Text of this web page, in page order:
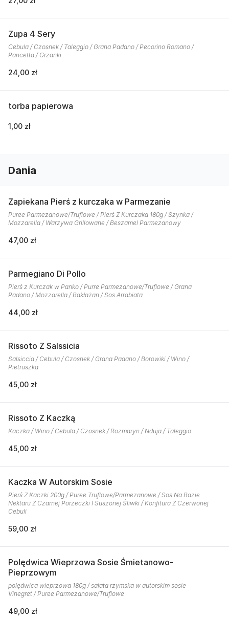
Zupa 4 Sery
Cebula / Czosnek / Taleggio / Grana Padano / Pecorino Romano /
Pancetta / Grzanki
24,00 zł
torba papierowa
1,00 zł
Dania
Zapiekana Pierś z kurczaka w Parmezanie
Puree Parmezanowe/Truflowe / Pierś Z Kurczaka 180g / Szynka /
Mozzarella / Warzywa Grillowane / Beszamel Parmezanowy
47,00 zł
Parmegiano Di Pollo
Pierś z Kurczak w Panko / Purre Parmezanowe/Truflowe / Grana
Padano / Mozzarella / Bakłażan / Sos Arrabiata
44,00 zł
Rissoto Z Salssicia
Salsiccia / Cebula / Czosnek / Grana Padano / Borowiki / Wino /
Pietruszka
45,00 zł
Rissoto Z Kaczką
Kaczka / Wino / Cebula / Czosnek / Rozmaryn / Nduja / Taleggio
45,00 zł
Kaczka W Autorskim Sosie
Pierś Z Kaczki 200g / Puree Truflowe/Parmezanowe / Sos Na Bazie
Nektaru Z Czarnej Porzeczki I Suszonej Śliwki / Konfitura Z Czerwonej
Cebuli
59,00 zł
Polędwica Wieprzowa Sosie Śmietanowo-
Pieprzowym
polędwica wieprzowa 180g / sałata rzymska w autorskim sosie
Vinegret / Puree Parmezanowe/Truflowe
49,00 zł